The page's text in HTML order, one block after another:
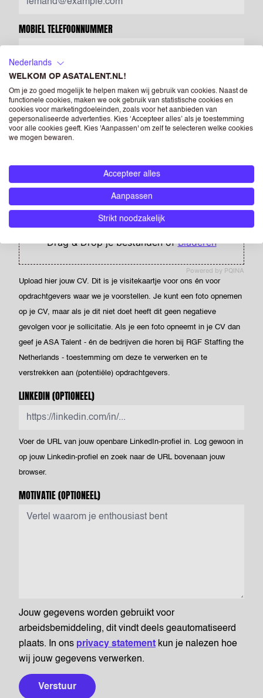
MOBIEL TELEFOONNUMMER
Voer een geldig telefoonnummer in. Bijvoorbeeld +31612345678,
0031612345678 of 0612345678.
LAND
POSTCODE
CV(OPTIONEEL)
Powered by PQINA
Drag & Drop je bestanden ofBladeren
Upload hier jouw CV. Dit is je visitekaartje voor ons én voor
opdrachtgevers waar we je voorstellen. Je kunt een foto opnemen
op je CV, maar als je dit niet doet heeft dit geen negatieve
gevolgen voor je sollicitatie. Als je een foto opneemt in je CV dan
geef je ASA Talent - én de bedrijven die horen bij RGF Staffing the
Netherlands - toestemming om deze te verwerken en te
verstrekken aan (potentiële) opdrachtgevers.
LINKEDIN(OPTIONEEL)
Voer de URL van jouw openbare LinkedIn-profiel in. Log gewoon in
op jouw Linkedin-profiel en zoek naar de URL bovenaan jouw
browser.
MOTIVATIE(OPTIONEEL)
Jouw gegevens worden gebruikt voor
arbeidsbemiddeling, dit vindt deels geautomatiseerd
plaats. In ons privacy statement kun je nalezen hoe
wij jouw gegevens verwerken.
Verstuur
Nederlands
WELKOM OP ASATALENT.NL!
Om je zo goed mogelijk te helpen maken wij gebruik van cookies. Naast de
functionele cookies, maken we ook gebruik van statistische cookies en
cookies voor marketingdoeleinden, zoals voor het aanbieden van
gepersonaliseerde advertenties. Kies ‘Accepteer alles’ als je toestemming
voor alle cookies geeft. Kies 'Aanpassen' om zelf te selecteren welke cookies
we mogen bewaren.
Accepteer alles
Aanpassen
Strikt noodzakelijk